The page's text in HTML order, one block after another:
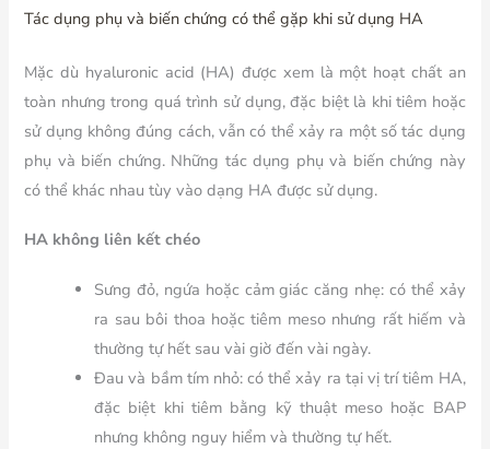
Tác dụng phụ và biến chứng có thể gặp khi sử dụng HA
Mặc dù hyaluronic acid (HA) được xem là một hoạt chất an
toàn nhưng trong quá trình sử dụng, đặc biệt là khi tiêm hoặc
sử dụng không đúng cách, vẫn có thể xảy ra một số tác dụng
phụ và biến chứng. Những tác dụng phụ và biến chứng này
có thể khác nhau tùy vào dạng HA được sử dụng.
HA không liên kết chéo
Sưng đỏ, ngứa hoặc cảm giác căng nhẹ: có thể xảy
ra sau bôi thoa hoặc tiêm meso nhưng rất hiếm và
thường tự hết sau vài giờ đến vài ngày.
Đau và bầm tím nhỏ:có thể xảy ra tại vị trí tiêm HA,
đặc biệt khi tiêm bằng kỹ thuật meso hoặc BAP
nhưng không nguy hiểm và thường tự hết.